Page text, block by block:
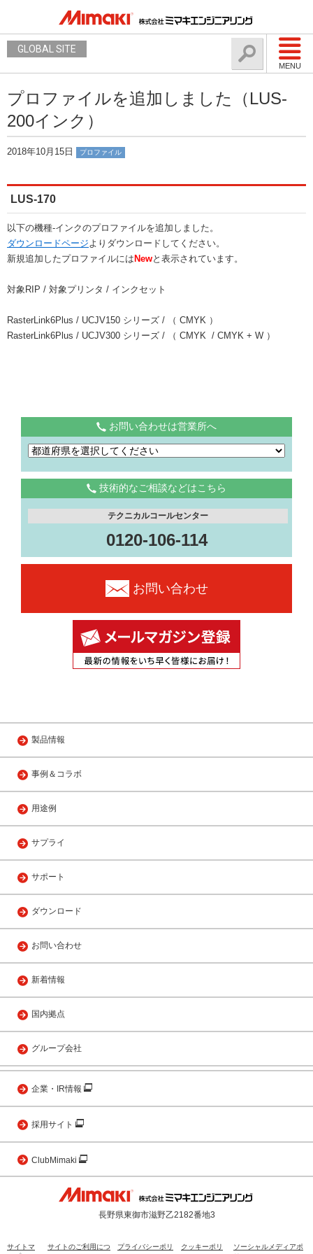
MENU
GLOBAL SITE
プロファイルを追加しました（LUS-
200インク）
2018年10月15日 プロファイル
LUS-170
以下の機種-インクのプロファイルを追加しました。
ダウンロードページよりダウンロードしてください。
新規追加したプロファイルには Newと表示されています。
対象RIP / 対象プリンタ / インクセット
RasterLink6Plus / UCJV150 シリーズ / （ CMYK ）
RasterLink6Plus / UCJV300 シリーズ / （ CMYK / CMYK + W ）
お問い合わせは営業所へ
技術的なご相談などはこちら
テクニカルコールセンター
0120-106-114
お問い合わせ
製品情報
事例＆コラボ
用途例
サプライ
サポート
ダウンロード
お問い合わせ
新着情報
国内拠点
グループ会社
企業・IR情報
採用サイト
ClubMimaki
長野県東御市滋野乙2182番地3
サイトマ
サイトのご利用につ
プライバシーポリ
クッキーポリ
ソーシャルメディアポ